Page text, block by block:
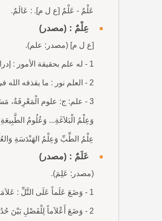
عَلْمٌ - عَلْمٌ [ع ل م]. : عَالَمٌ.
عِلْمٌ : (مصدر)
[ع ل م] (مصدر: علم).
1 - له علم بحقيقة الأمور : إدراك الأمور على حقيقتها، له معرفة بها. لا علم له بما حصل.
2 - العلم نور : ما يقذفه الله في قلب من يحب.
3 - علم: ج: علوم الْمَعْرِفَةُ،
وَعِلْمُ الْبَلاَغَةِ... وَعُلُومُ
عِلْمُ الطِّبِّ وَعِلْمُ الهَنْدَسَةِ
عَلَمٌ : (مصدر)
(مصدر: عَلِمَ).
1 - وَضَعَ عَلَماً عَلَى التَّلِّ : عَلاَمَةً.
2 - وَضَعَ أَعْلاَماً لِلْفَصْلِ بَيْنَ حُدُودِ الْبُقَعِ الأَرْضِيَّةِ : عَلاَمَات.